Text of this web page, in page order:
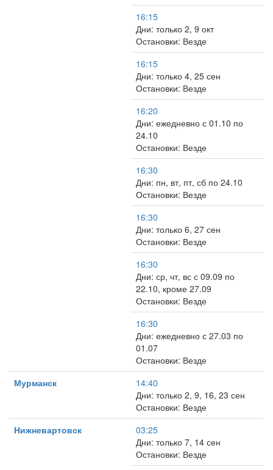
16:15
Дни: только 2, 9 окт
Остановки: Везде
16:15
Дни: только 4, 25 сен
Остановки: Везде
16:20
Дни: ежедневно с 01.10 по
24.10
Остановки: Везде
16:30
Дни: пн, вт, пт, сб по 24.10
Остановки: Везде
16:30
Дни: только 6, 27 сен
Остановки: Везде
16:30
Дни: ср, чт, вс с 09.09 по
22.10, кроме 27.09
Остановки: Везде
16:30
Дни: ежедневно с 27.03 по
01.07
Остановки: Везде
Мурманск
14:40
Дни: только 2, 9, 16, 23 сен
Остановки: Везде
Нижневартовск
03:25
Дни: только 7, 14 сен
Остановки: Везде